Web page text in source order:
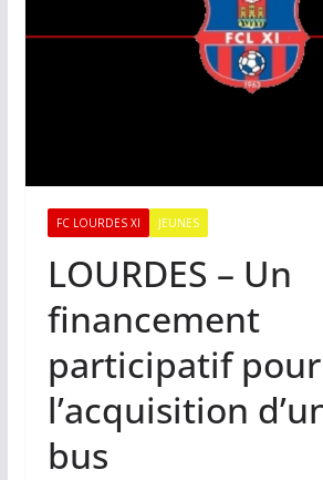
FC LOURDES XI JEUNES
LOURDES – Un
financement
participatif pour
l’acquisition
bus